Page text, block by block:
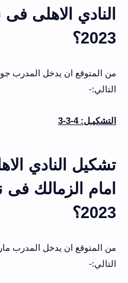
النادي الاهلى
2023؟
من المتوقع ان يدخل المدرب
التالي:-
التشكيـل: 4-3-3
تشكيل النادي
امام الزمالك
2023؟
من المتوقع ان يدخل المدرب
التالي:-